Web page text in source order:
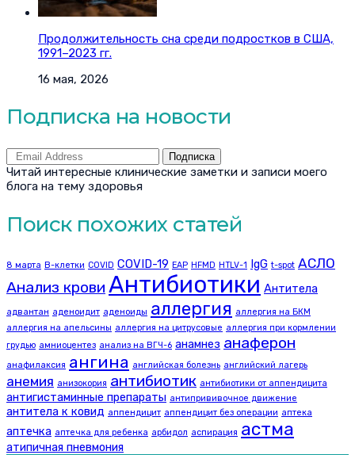
Продолжительность сна среди подростков в США,
1991–2023 гг.
16 мая, 2026
Подписка на новости
Подписка
Читай интересные клинические заметки и записи моего
блога на тему здоровья
Поиск похожих статей
8 марта B-клетки COVID COVID-19 EAP HFMD HTLV-1 IgG t-spot АСЛО
Анализ крови Антибиотики Антитела
адвантан аденоидит аденоиды аллергия аллергия на БКМ
аллергия на апельсины аллергия на цитрусовые аллергия при кормлении
грудью амниоцентез анализ на ВГЧ-6 анамнез анаферон
анафилаксия ангина английская болезнь английский лагерь
анемия анизокория антибиотик антибиотики от аппендицита
антигистаминные препараты антипрививочное движение
антитела к ковид аппендицит аппендицит без операции аптека
аптечка аптечка для ребенка арбидол аспирация астма
атипичная пневмония